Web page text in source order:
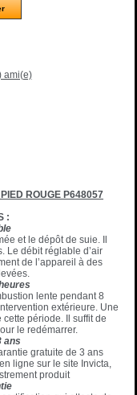
ami(e)
ROUGE P648057
:
et le dépôt de suie. Il
Le débit réglable d’air
de l’appareil à des
lente pendant 8
extérieure. Une
période. Il suffit de
le redémarrer.
ans
gratuite de 3 ans
ligne sur le site Invicta,
produit